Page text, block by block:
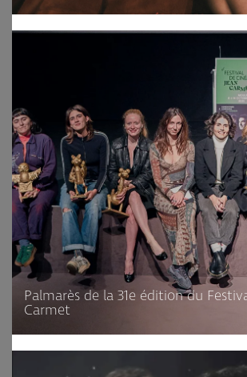
Palmarès de la 31e édition du
Carmet